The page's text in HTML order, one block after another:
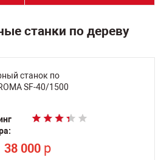
станки по дереву
38 000 p
38 000 p
38 000 p
38 000 p